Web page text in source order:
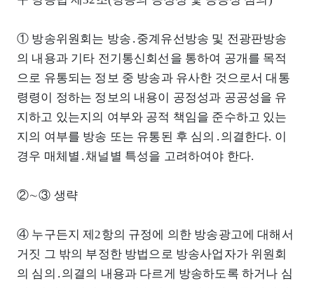
① 방송위원회는 방송․중계유선방송 및 전광판방송
의 내용과 기타 전기통신회선을 통하여 공개를 목적
으로 유통되는 정보 중 방송과 유사한 것으로서 대통
령령이 정하는 정보의 내용이 공정성과 공공성을 유
지하고 있는지의 여부와 공적 책임을 준수하고 있는
지의 여부를 방송 또는 유통된 후 심의․의결한다. 이
경우 매체별․채널별 특성을 고려하여야 한다.
②∼③ 생략
④ 누구든지 제2항의 규정에 의한 방송광고에 대해서
거짓 그 밖의 부정한 방법으로 방송사업자가 위원회
의 심의․의결의 내용과 다르게 방송하도록 하거나 심